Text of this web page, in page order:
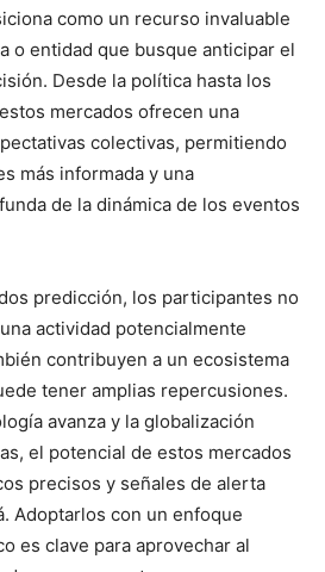
como un recurso invaluable
o entidad que busque anticipar el
Desde la política hasta los
mercados ofrecen una
colectivas, permitiendo
más informada y una
de la dinámica de los eventos
predicción, los participantes no
actividad potencialmente
contribuyen a un ecosistema
tener amplias repercusiones.
avanza y la globalización
el potencial de estos mercados
precisos y señales de alerta
Adoptarlos con un enfoque
es clave para aprovechar al